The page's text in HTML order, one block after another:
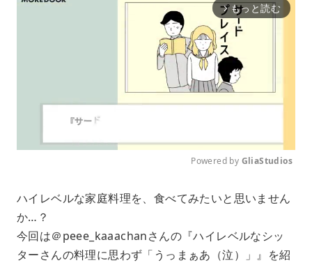
arrow_forward_ios もっと読む
u
Powered by GliaStudios
ハイレベルな家庭料理を、食べてみたいと思いません
か…？
今回は＠peee_kaaachanさんの『ハイレベルなシッ
ターさんの料理に思わず「うっまぁあ（泣）」』を紹